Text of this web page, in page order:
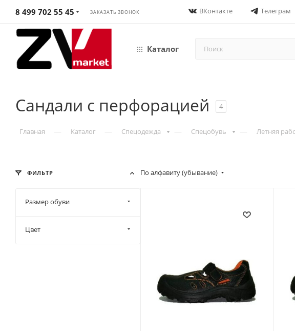
8 499 702 55 45 ЗАКАЗАТЬ ЗВОНОК ВКонтакте Телеграм
Каталог
Сандали с перфорацией 4
Главная — Каталог — Спецодежда — Спецобувь — Летняя
По алфавиту (убывание)
ФИЛЬТР
Размер обуви
Цвет